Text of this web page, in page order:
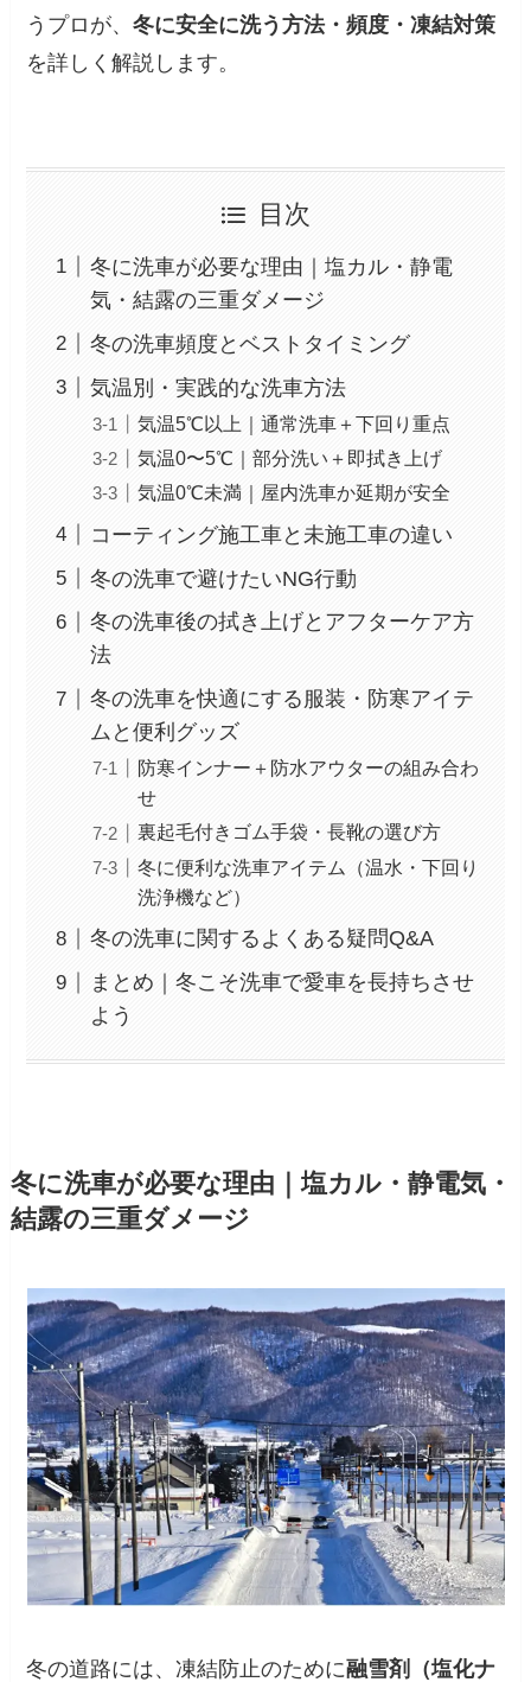
うプロが、冬に安全に洗う方法・頻度・凍結対策
を詳しく解説します。
目次
冬に洗車が必要な理由｜塩カル・静電
気・結露の三重ダメージ
冬の洗車頻度とベストタイミング
気温別・実践的な洗車方法
気温5℃以上｜通常洗車＋下回り重点
気温0〜5℃｜部分洗い＋即拭き上げ
気温0℃未満｜屋内洗車か延期が安全
コーティング施工車と未施工車の違い
冬の洗車で避けたいNG行動
冬の洗車後の拭き上げとアフターケア方
法
冬の洗車を快適にする服装・防寒アイテ
ムと便利グッズ
防寒インナー＋防水アウターの組み合わ
せ
裏起毛付きゴム手袋・長靴の選び方
冬に便利な洗車アイテム（温水・下回り
洗浄機など）
冬の洗車に関するよくある疑問Q&A
まとめ｜冬こそ洗車で愛車を長持ちさせ
よう
冬に洗車が必要な理由｜塩カル・静電気・
結露の三重ダメージ
冬の道路には、凍結防止のために融雪剤（塩化ナ